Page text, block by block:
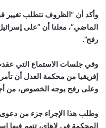
الماضي”، معلنا أن “على
رفح”.
وفي جلسات الاستماع التي
إفريقيا من محكمة العدل أن
وعلى رفح بوجه الخصوص، من
وطلب هذا الإجراء جزء من دعوى
المحكمة في لاهاي، تتهم فيها